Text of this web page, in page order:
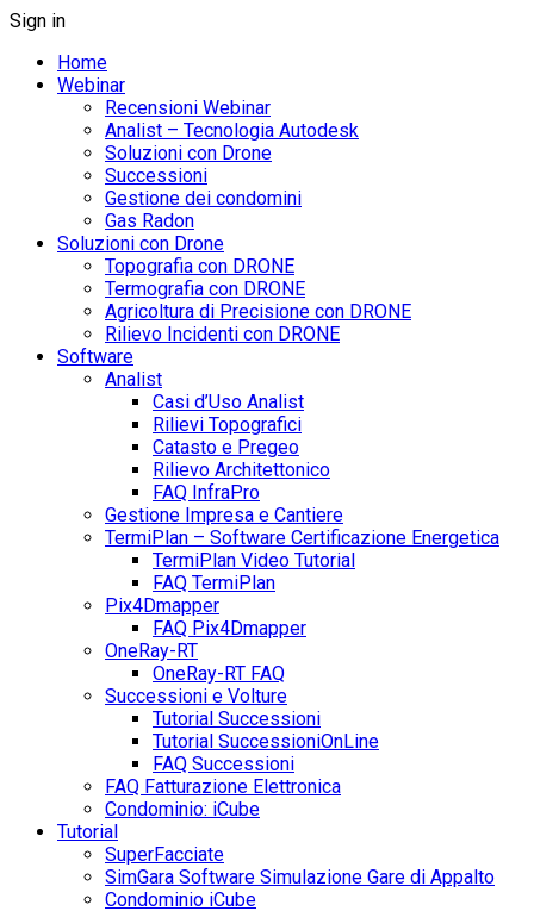
Sign in
Home
Webinar
Recensioni Webinar
Analist – Tecnologia Autodesk
Soluzioni con Drone
Successioni
Gestione dei condomini
Gas Radon
Soluzioni con Drone
Topografia con DRONE
Termografia con DRONE
Agricoltura di Precisione con DRONE
Rilievo Incidenti con DRONE
Software
Analist
Casi d’Uso Analist
Rilievi Topografici
Catasto e Pregeo
Rilievo Architettonico
FAQ InfraPro
Gestione Impresa e Cantiere
TermiPlan – Software Certificazione Energetica
TermiPlan Video Tutorial
FAQ TermiPlan
Pix4Dmapper
FAQ Pix4Dmapper
OneRay-RT
OneRay-RT FAQ
Successioni e Volture
Tutorial Successioni
Tutorial SuccessioniOnLine
FAQ Successioni
FAQ Fatturazione Elettronica
Condominio: iCube
Tutorial
SuperFacciate
SimGara Software Simulazione Gare di Appalto
Condominio iCube